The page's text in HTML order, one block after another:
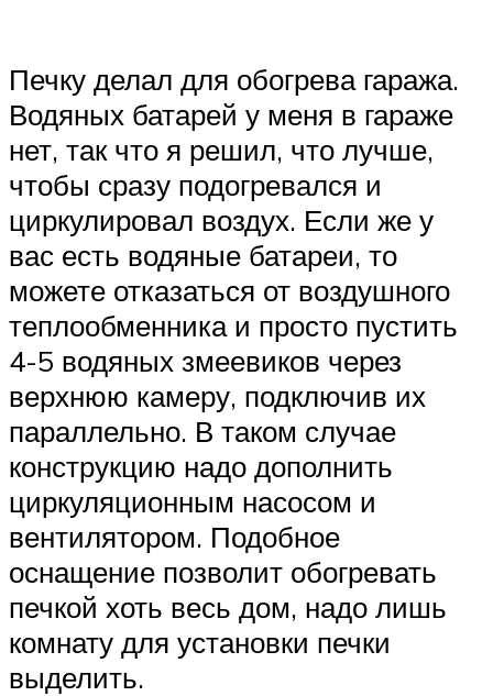
Печку делал для обогрева гаража.
Водяных батарей у меня в гараже
нет, так что я решил, что лучше,
чтобы сразу подогревался и
циркулировал воздух. Если же у
вас есть водяные батареи, то
можете отказаться от воздушного
теплообменника и просто пустить
4-5 водяных змеевиков через
верхнюю камеру, подключив их
параллельно. В таком случае
конструкцию надо дополнить
циркуляционным насосом и
вентилятором. Подобное
оснащение позволит обогревать
печкой хоть весь дом, надо лишь
комнату для установки печки
выделить.